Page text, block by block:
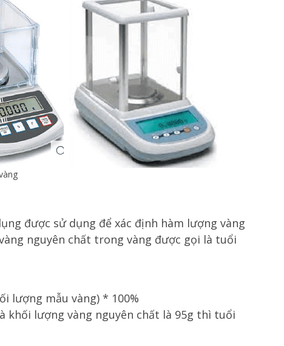
được sử dụng để xác định hàm lượng vàng
nguyên chất trong vàng được gọi là tuổi
lượng mẫu vàng) * 100%
khối lượng vàng nguyên chất là 95g thì tuổi